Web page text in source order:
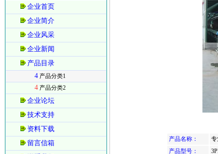
企业首页
企业简介
企业风采
企业新闻
产品目录
4 产品分类1
4 产品分类2
企业论坛
技术支持
资料下载
留言信箱
产品名称：
专
产品型号：